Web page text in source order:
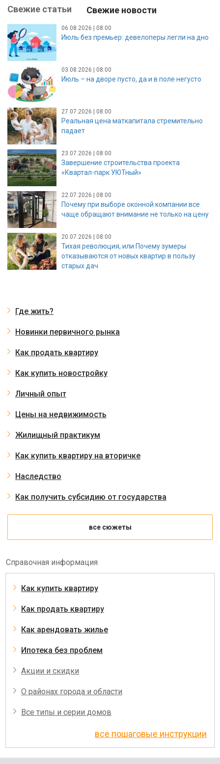
Свежие статьи Свежие новости
06.08.2026 | 08:00
Июль без премьер: девелоперы легли на дно
03.08.2026 | 08:00
Июль – на дворе пусто, да и в поле негусто
27.07.2026 | 08:00
Реальная цена маткапитала стремительно
падает
23.07.2026 | 08:00
Завершение строительства проекта
«Квартал-парк УЮТный»
22.07.2026 | 08:00
Почему при выборе оконной компании все
чаще обращают внимание не только на цену
20.07.2026 | 08:00
Тихая революция, или Почему зумеры
отказываются от новых квартир в пользу
старых дач
Где жить?
Новинки первичного рынка
Как продать квартиру
Как купить новостройку
Личный опыт
Цены на недвижимость
Жилищный практикум
Как купить квартиру на вторичке
Наследство
Как получить субсидию от государства
все сюжеты
Справочная информация
Как купить квартиру
Как продать квартиру
Как арендовать жилье
Ипотека без проблем
Акции и скидки
О районах города и области
Все типы и серии домов
все пошаговые инструкции